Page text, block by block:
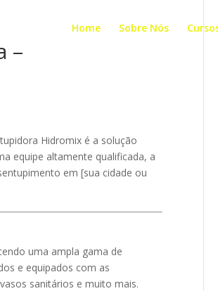
Home Sobre Nós
–
Hidromix é a solução
equipe altamente qualificada, a
em [sua cidade ou
uma ampla gama de
e equipados com as
sanitários e muito mais.